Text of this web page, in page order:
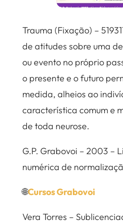
Trauma (Fixação) –
de atitudes sobre uma
ou evento no próprio
o presente e o futuro
medida, alheios ao
característica comum e
de toda neurose.
G.P. Grabovoi – 2003 –
numérica de
🌐Cursos Grabovoi
Vera Torres –